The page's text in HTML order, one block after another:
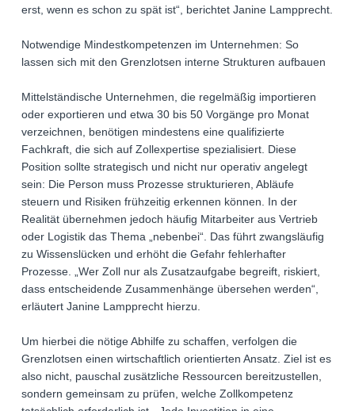
erst, wenn es schon zu spät ist“, berichtet Janine Lampprecht.
Notwendige Mindestkompetenzen im Unternehmen: So
lassen sich mit den Grenzlotsen interne Strukturen aufbauen
Mittelständische Unternehmen, die regelmäßig importieren
oder exportieren und etwa 30 bis 50 Vorgänge pro Monat
verzeichnen, benötigen mindestens eine qualifizierte
Fachkraft, die sich auf Zollexpertise spezialisiert. Diese
Position sollte strategisch und nicht nur operativ angelegt
sein: Die Person muss Prozesse strukturieren, Abläufe
steuern und Risiken frühzeitig erkennen können. In der
Realität übernehmen jedoch häufig Mitarbeiter aus Vertrieb
oder Logistik das Thema „nebenbei“. Das führt zwangsläufig
zu Wissenslücken und erhöht die Gefahr fehlerhafter
Prozesse. „Wer Zoll nur als Zusatzaufgabe begreift, riskiert,
dass entscheidende Zusammenhänge übersehen werden“,
erläutert Janine Lampprecht hierzu.
Um hierbei die nötige Abhilfe zu schaffen, verfolgen die
Grenzlotsen einen wirtschaftlich orientierten Ansatz. Ziel ist es
also nicht, pauschal zusätzliche Ressourcen bereitzustellen,
sondern gemeinsam zu prüfen, welche Zollkompetenz